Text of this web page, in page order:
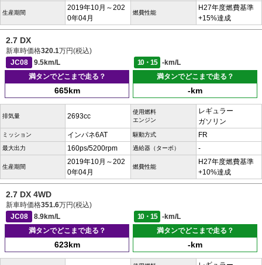
生産期間
2019年10月～202
0年04月
燃費性能
H27年度燃費基準
+15%達成
2.7 DX
新車時価格320.1万円(税込)
JC08
9.5km/L 10・15
-km/L
満タンでどこまで走る？
665km
満タンでどこまで走る？
-km
排気量 2693cc
使用燃料
エンジン
レギュラー
ガソリン
ミッション インパネ6AT 駆動方式 FR
最大出力 160ps/5200rpm 過給器（ターボ） -
生産期間
2019年10月～202
0年04月
燃費性能
H27年度燃費基準
+10%達成
2.7 DX 4WD
新車時価格351.6万円(税込)
JC08
8.9km/L 10・15
-km/L
満タンでどこまで走る？
623km
満タンでどこまで走る？
-km